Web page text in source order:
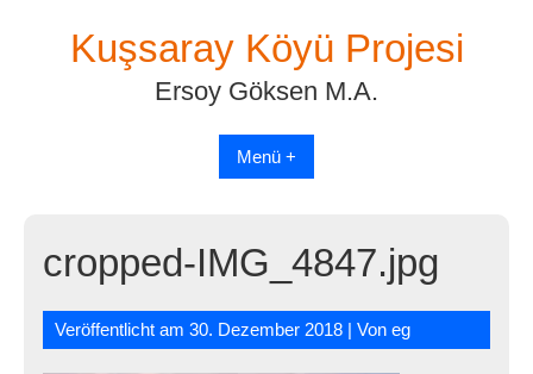
Kuşsaray Köyü Projesi
Ersoy Göksen M.A.
Menü +
cropped-IMG_4847.jpg
Veröffentlicht am30. Dezember 2018 | Voneg